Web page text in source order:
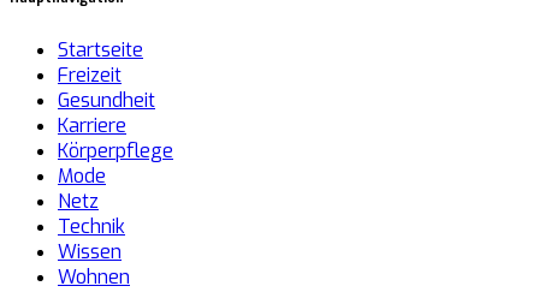
Startseite
Freizeit
Gesundheit
Karriere
Körperpflege
Mode
Netz
Technik
Wissen
Wohnen